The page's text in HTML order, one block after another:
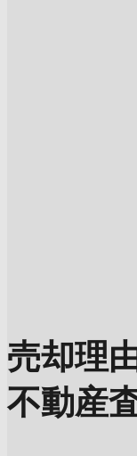
売却理
不動産